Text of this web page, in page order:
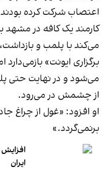
اعتصاب شرکت کرده
کارمند یک کافه در مشهد
می‌کند با پلمب و
برگزاری ایونت»
می‌شود و در نهایت حتی
از چشمش در می‌رود.
او افزود: «غول از چراغ
برنمی‎‌گردد.»
افزایش
ایران